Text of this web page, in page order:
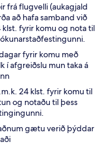
frá flugvelli (aukagjald
að hafa samband við
fyrir komu og nota til
fyrir komu með
í afgreiðslu mun taka á
24 klst. fyrir komu til
og notaðu til þess
gætu verið þýddar